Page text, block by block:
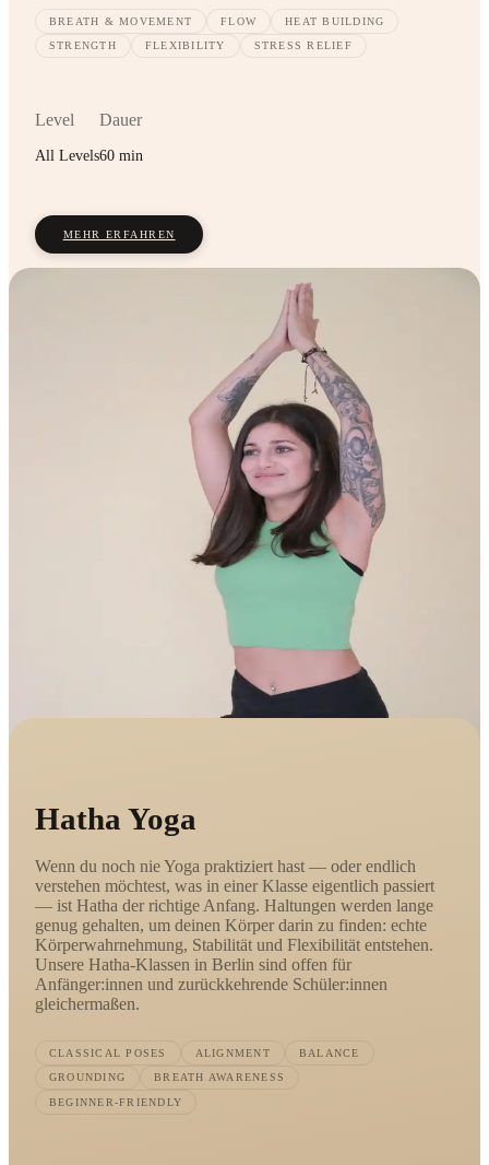
BREATH & MOVEMENT FLOW HEAT BUILDING
STRENGTH FLEXIBILITY STRESS RELIEF
Level
All Levels
Dauer
60 min
MEHR ERFAHREN
Hatha Yoga
Wenn du noch nie Yoga praktiziert hast — oder endlich
verstehen möchtest, was in einer Klasse eigentlich passiert
— ist Hatha der richtige Anfang. Haltungen werden lange
genug gehalten, um deinen Körper darin zu finden: echte
Körperwahrnehmung, Stabilität und Flexibilität entstehen.
Unsere Hatha-Klassen in Berlin sind offen für
Anfänger:innen und zurückkehrende Schüler:innen
gleichermaßen.
CLASSICAL POSES ALIGNMENT BALANCE
GROUNDING BREATH AWARENESS
BEGINNER-FRIENDLY